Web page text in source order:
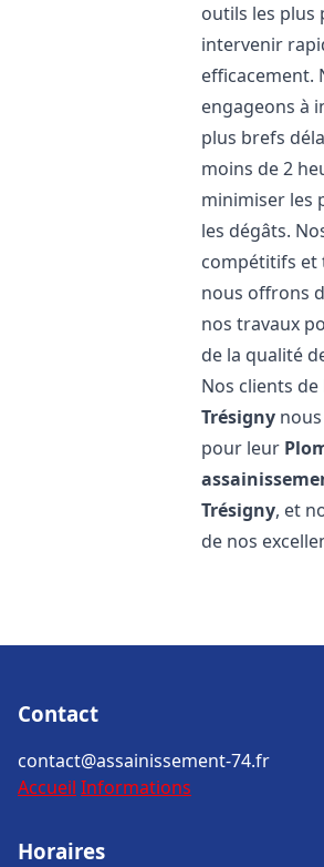
outils les
intervenir
efficacement.
engageons à
plus brefs
moins de 2
minimiser les
les dégâts.
compétitifs et
nous offrons
nos travaux
de la qualité
Nos clients de
Trésigny
pour leur
Trésigny, et
de nos
Contact
contact@assainissement-74.fr
Accueil Informations
Horaires